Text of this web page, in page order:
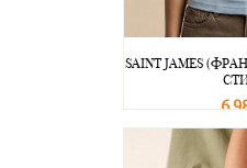
SAINT JAMES
6
В корзину